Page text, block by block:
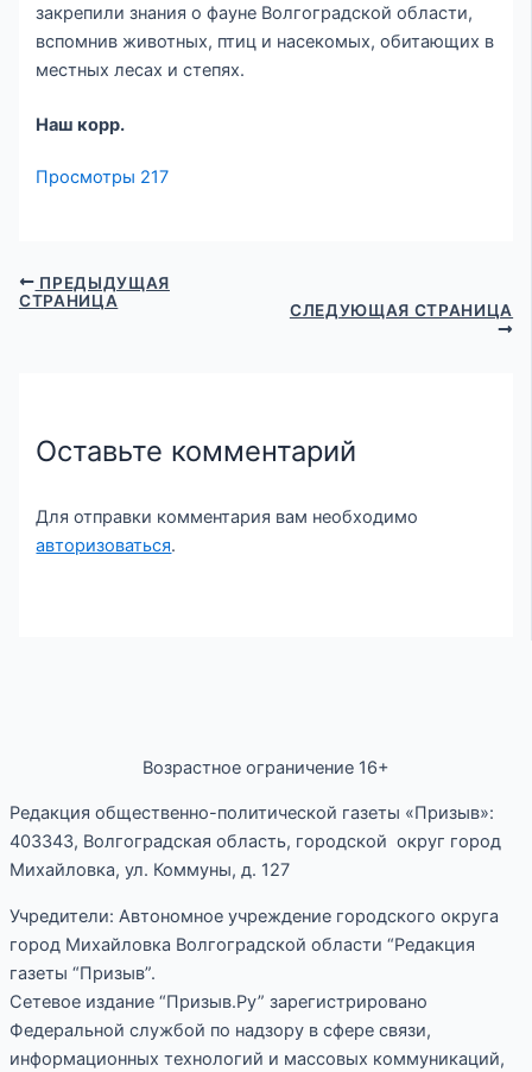
закрепили знания о фауне Волгоградской области,
вспомнив животных, птиц и насекомых, обитающих в
местных лесах и степях.
Наш корр.
Просмотры 217
ПРЕДЫДУЩАЯ
СТРАНИЦА
СЛЕДУЮЩАЯ СТРАНИЦА
Оставьте комментарий
Для отправки комментария вам необходимо
авторизоваться.
Возрастное ограничение 16+
Редакция общественно-политической газеты «Призыв»:
403343, Волгоградская область, городской округ город
Михайловка, ул. Коммуны, д. 127
Учредители: Автономное учреждение городского округа
город Михайловка Волгоградской области “Редакция
газеты “Призыв”.
Сетевое издание “Призыв.Ру” зарегистрировано
Федеральной службой по надзору в сфере связи,
информационных технологий и массовых коммуникаций,